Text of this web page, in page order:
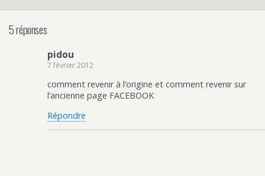
5 réponses
pidou
7 février 2012
comment revenir à l’origine et comment revenir sur
l’ancienne page FACEBOOK
Répondre